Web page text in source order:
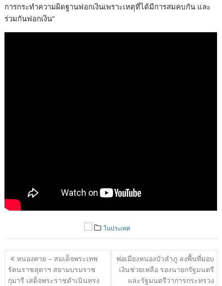
การกระทำความผิดฐานฟอกเงินเพราะเหตุที่ได้มีการสมคบกัน และ
ร่วมกันฟอกเงิน”
ในประเทศ
แนะแนว
เรื่อง
หนองคาย – สมเด็จพระเทพ
รัตนราชสุดาฯ สยามบรมราช
กุมารี เสด็จพระราชดำเนินทรง
พ่อเมืองหนองบัวลำภู ลงพื้นที่มอบ
เงินช่วยเหลือ รองนายกรัฐมนตรี
และรัฐมนตรีว่าการกระทรวง